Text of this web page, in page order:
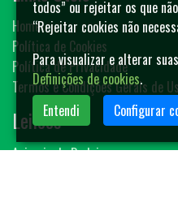
Home
Política de Cookies
Política de Privacidade
Termos e Condições Gerais de
Leilões
Animais de Rodeio
todos” ou rejeitar os que
“Rejeitar cookies não
Para visualizar e alterar
Definições de cookies.
Entendi
Configurar